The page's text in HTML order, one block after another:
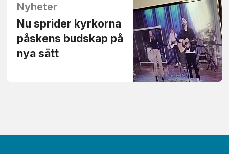
Nyheter
Nu sprider kyrkorna
påskens budskap på
nya sätt